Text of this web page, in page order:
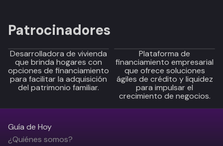
Patrocinadores
Desarrolladora de vivienda
que brinda hogares con
opciones de financiamiento
para facilitar la adquisición
del patrimonio familiar.
Plataforma de
financiamiento empresarial
que ofrece soluciones
ágiles de crédito y liquidez
para impulsar el
crecimiento de negocios.
Guía de Hoy
¿Quiénes somos?